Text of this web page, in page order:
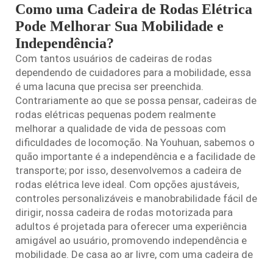
Como uma Cadeira de Rodas Elétrica
Pode Melhorar Sua Mobilidade e
Independência?
Com tantos usuários de cadeiras de rodas
dependendo de cuidadores para a mobilidade, essa
é uma lacuna que precisa ser preenchida.
Contrariamente ao que se possa pensar, cadeiras de
rodas elétricas pequenas podem realmente
melhorar a qualidade de vida de pessoas com
dificuldades de locomoção. Na Youhuan, sabemos o
quão importante é a independência e a facilidade de
transporte; por isso, desenvolvemos a cadeira de
rodas elétrica leve ideal. Com opções ajustáveis,
controles personalizáveis e manobrabilidade fácil de
dirigir, nossa cadeira de rodas motorizada para
adultos é projetada para oferecer uma experiência
amigável ao usuário, promovendo independência e
mobilidade. De casa ao ar livre, com uma cadeira de